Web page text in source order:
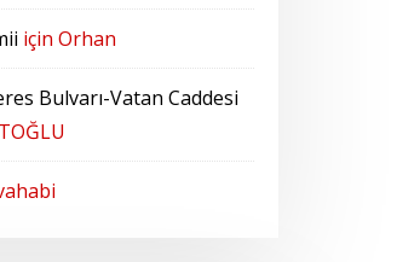
için Orhan
Bulvarı-Vatan Caddesi